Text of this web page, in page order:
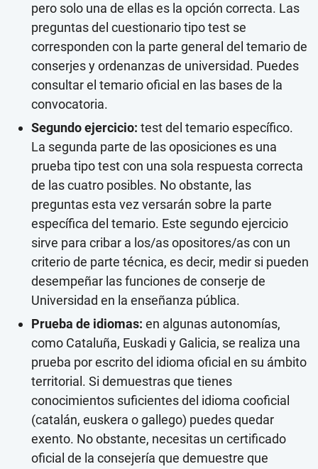
pero solo una de ellas es la opción correcta. Las
preguntas del cuestionario tipo test se
corresponden con la parte general del temario de
conserjes y ordenanzas de universidad. Puedes
consultar el temario oficial en las bases de la
convocatoria.
Segundo ejercicio: test del temario específico.
La segunda parte de las oposiciones es una
prueba tipo test con una sola respuesta correcta
de las cuatro posibles. No obstante, las
preguntas esta vez versarán sobre la parte
específica del temario. Este segundo ejercicio
sirve para cribar a los/as opositores/as con un
criterio de parte técnica, es decir, medir si pueden
desempeñar las funciones de conserje de
Universidad en la enseñanza pública.
Prueba de idiomas: en algunas autonomías,
como Cataluña, Euskadi y Galicia, se realiza una
prueba por escrito del idioma oficial en su ámbito
territorial. Si demuestras que tienes
conocimientos suficientes del idioma cooficial
(catalán, euskera o gallego) puedes quedar
exento. No obstante, necesitas un certificado
oficial de la consejería que demuestre que